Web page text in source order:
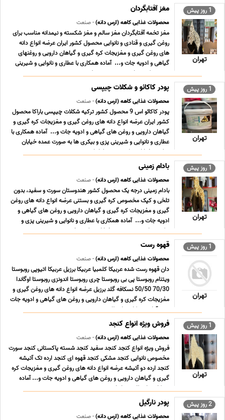
1 روز پیش
تهران
مغز آفتابگردان
محصولات غذایی کاهه (ارس دانه)- صنعت
مغز تخمه آفتابگردان مغز سالم و مغز شکسته و نیمدانه مناسب برای
روغن گیری و قنادی و نانوایی محصول کشور ایران عرضه انواع دانه
های روغن گیری و مغزیجات کره گیری و گیاهان دارویی و روغنهای
گیاهی و ادویه جات و... ‎ آماده همکاری با عطاری و نانوایی و شیرینی
پزی و بیکری ها ‎به صورت عمده زط ... ...
1 روز پیش
تهران
پودر کاکائو و شکلات چیپسی
محصولات غذایی کاهه (ارس دانه)- صنعت
پودر کاکائو اس 9 محصول کشور ترکیه شکلات چیپسی باراکا محصول
کشور ایران عرضه انواع دانه های روغن گیری و مغزیجات کره گیری و
گیاهان دارویی و روغن های گیاهی و ادویه جات و... ‎ آماده همکاری با
عطاری و نانوایی و شیرینی پزی و بیکری ها ‎به صورت عمده ‎خیابان
مولوی، خیابان صاحب جم، بلوار ان ... ...
1 روز پیش
تهران
بادام زمینی
محصولات غذایی کاهه (ارس دانه)- صنعت
بادام زمینی درجه یک محصول کشور هندوستان سورت و سفید، بدون
تلخی و کپک مخصوص کره گیری و بستنی عرضه انواع دانه های روغن
گیری و مغزیجات کره گیری و گیاهان دارویی و روغن های گیاهی و
ادویه جات و... ‎ آماده همکاری با عطاری و نانوایی و شیرینی پزی و
بیکری ها ‎به صورت عمده ‎خیابان مولوی، خی ... ...
1 روز پیش
تهران
قهوه رست
محصولات غذایی کاهه (ارس دانه)- صنعت
دان قهوه رست شده عربیکا کلمبیا عربیکا برزیل عربیکا اتیوپی روبوستا
ویتنام روبوستا پی بی روبوستا چری روبوستا اندونزی روبوستا اوگاندا
70/30 50/50 نسکافه گلد برزیل عرضه انواع دانه های روغن گیری و
مغزیجات کره گیری و گیاهان دارویی و روغن های گیاهی و ادویه جات
و... ‎ آماده همکاری با عطا ... ...
1 روز پیش
تهران
فروش ویژه انواع کنجد
محصولات غذایی کاهه (ارس دانه)- صنعت
فروش ویژه انواع کنجد کنجد سفید کنجد شسته پاکستانی کنجد سورت
مخصوص نانوایی کنجد مشکی کنجد قهوه ای کنجد ارده تک آتیشه
کنجد ارده دو آتیشه عرضه انواع دانه های روغن گیری و مغزیجات کره
گیری و گیاهان دارویی و روغن های گیاهی و ادویه جات و... ‎آماده
همکاری با عطاری و نانوایی و شیرینی پزی ... ...
2 روز پیش پودر نارگیل
محصولات غذایی کاهه (ارس دانه)- صنعت